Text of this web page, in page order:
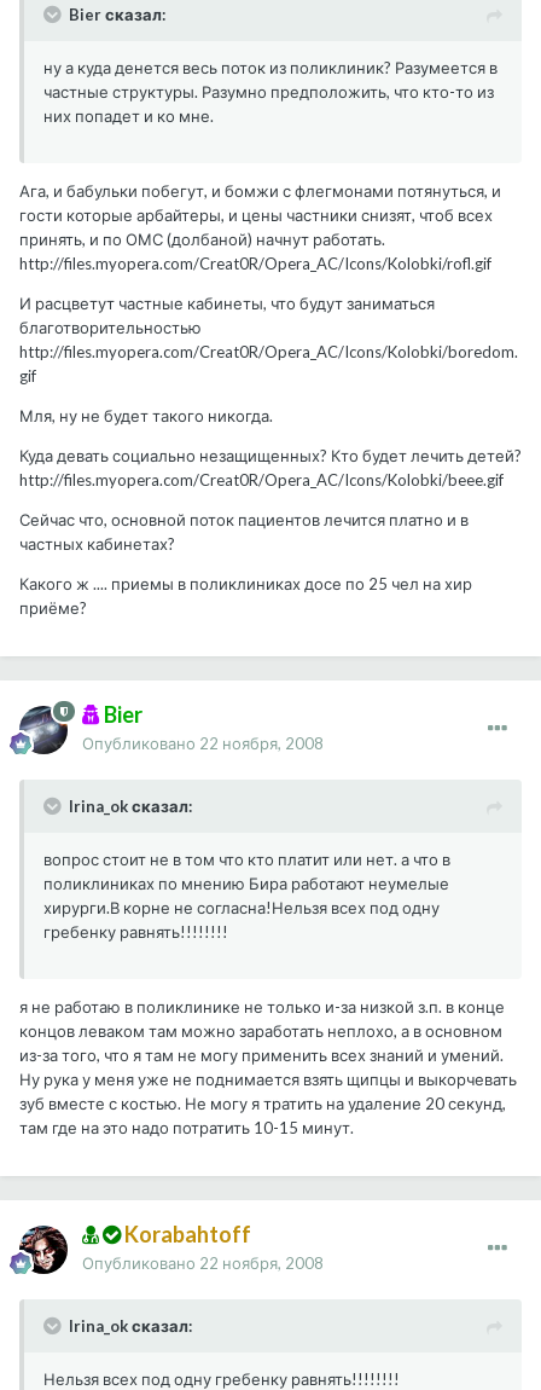
Bier сказал:
ну а куда денется весь поток из поликлиник? Разумеется в
частные структуры. Разумно предположить, что кто-то из
них попадет и ко мне.
Ага, и бабульки побегут, и бомжи с флегмонами потянуться, и
гости которые арбайтеры, и цены частники снизят, чтоб всех
принять, и по ОМС (долбаной) начнут работать.
http://files.myopera.com/Creat0R/Opera_AC/Icons/Kolobki/rofl.gif
И расцветут частные кабинеты, что будут заниматься
благотворительностью
http://files.myopera.com/Creat0R/Opera_AC/Icons/Kolobki/boredom.
gif
Мля, ну не будет такого никогда.
Куда девать социально незащищенных? Кто будет лечить детей?
http://files.myopera.com/Creat0R/Opera_AC/Icons/Kolobki/beee.gif
Сейчас что, основной поток пациентов лечится платно и в
частных кабинетах?
Какого ж .... приемы в поликлиниках досе по 25 чел на хир
приёме?
Bier
Опубликовано 22 ноября, 2008
Irina_ok сказал:
вопрос стоит не в том что кто платит или нет. а что в
поликлиниках по мнению Бира работают неумелые
хирурги.В корне не согласна!Нельзя всех под одну
гребенку равнять!!!!!!!!
я не работаю в поликлинике не только и-за низкой з.п. в конце
концов леваком там можно заработать неплохо, а в основном
из-за того, что я там не могу применить всех знаний и умений.
Ну рука у меня уже не поднимается взять щипцы и выкорчевать
зуб вместе с костью. Не могу я тратить на удаление 20 секунд,
там где на это надо потратить 10-15 минут.
Korabahtoff
Опубликовано 22 ноября, 2008
Irina_ok сказал:
Нельзя всех под одну гребенку равнять!!!!!!!!